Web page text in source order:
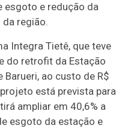
esgoto e redução da
região.
Integra Tietê, que teve
do retrofit da Estação
ao custo de R$
está prevista para
ampliar em 40,6% a
esgoto da estação e